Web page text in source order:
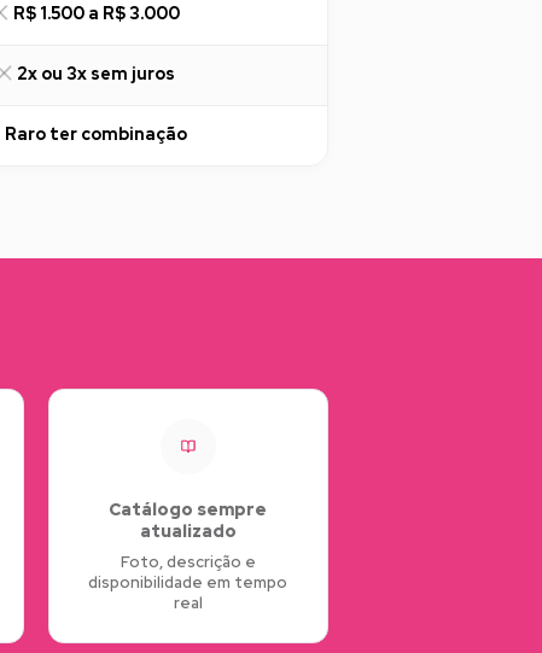
R$ 1.500 a R$ 3.000
2x ou 3x sem juros
Raro ter combinação
Catálogo sempre
atualizado
Foto, descrição e
disponibilidade em tempo
real